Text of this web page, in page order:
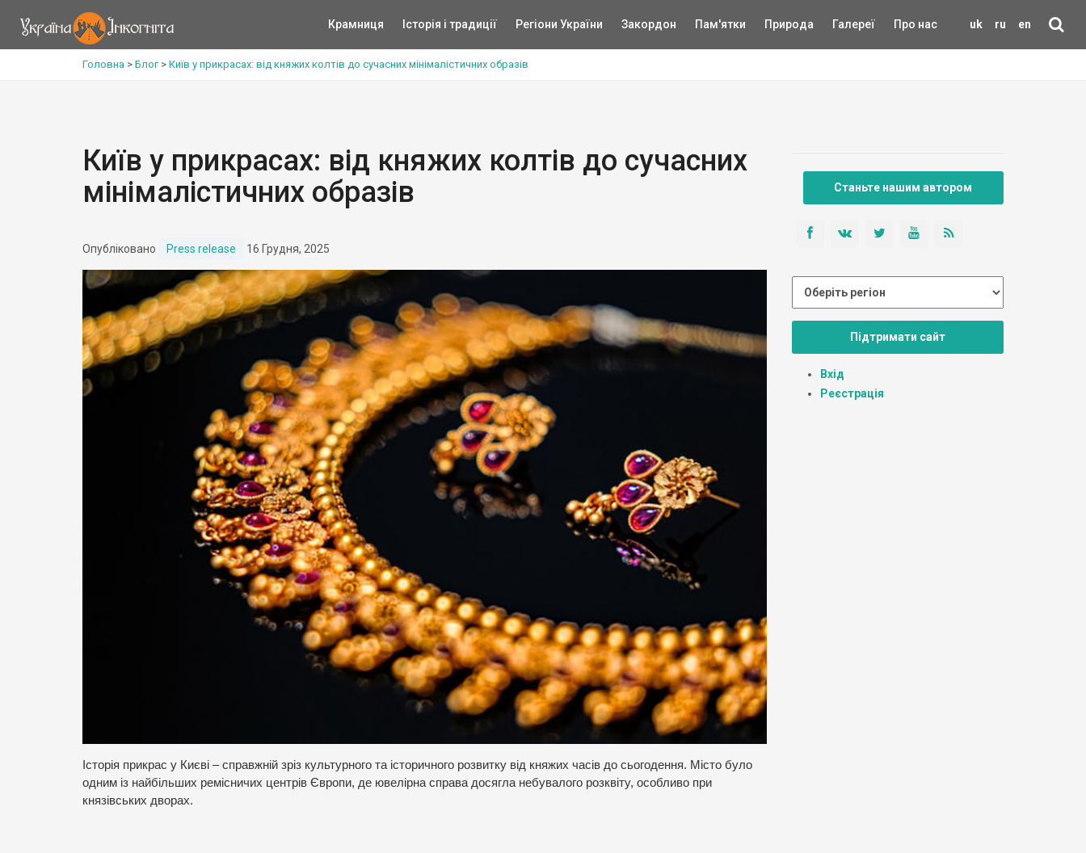
uk ru en
Крамниця Історія і традиції Регіони України Закордон Пам'ятки Природа Галереї Про нас
Головна > Блог> Київ у прикрасах: від княжих колтів до сучасних мінімалістичних образів
Київ у прикрасах: від княжих колтів до сучасних
мінімалістичних образів
Опубліковано Press release 16 Грудня, 2025
Історія прикрас у Києві – справжній зріз культурного та історичного розвитку від княжих часів до сьогодення. Місто було
одним із найбільших ремісничих центрів Європи, де ювелірна справа досягла небувалого розквіту, особливо при
князівських дворах.
Станьте нашим автором
Підтримати сайт
Вхід
Реєстрація